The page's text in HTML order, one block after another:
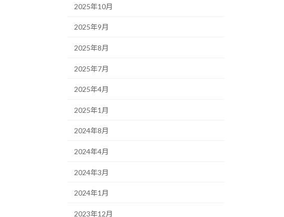
2025年10月
2025年9月
2025年8月
2025年7月
2025年4月
2025年1月
2024年8月
2024年4月
2024年3月
2024年1月
2023年12月